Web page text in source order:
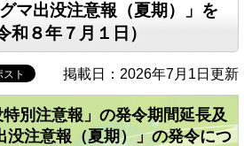
マ出没注意報（夏期）」を
和８年７月１日）
掲載日：2026年7月1日更新
特別注意報」の発令期間延長及
没注意報（夏期）」の発令につ